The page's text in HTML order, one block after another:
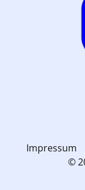
Impressum
©